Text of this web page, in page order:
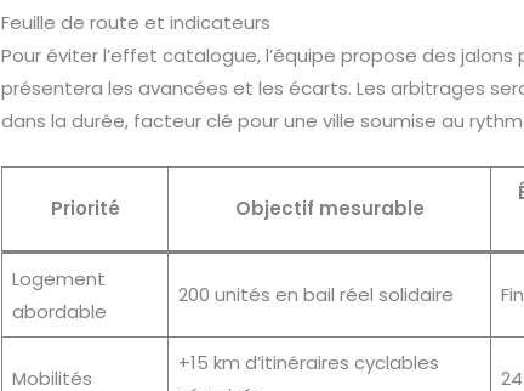
Feuille de route et indicateurs
Pour éviter l’effet catalogue, l’équipe propose des
présentera les avancées et les écarts. Les arbitrages
dans la durée, facteur clé pour une ville soumise au
Priorité Objectif mesurable
Logement
abordable
200 unités en bail réel solidaire
Mobilités
+15 km d’itinéraires cyclables